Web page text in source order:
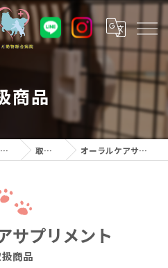
商品
木更津市の動物病院ならかねだ動物総合病院 取扱商品 オーラルケアサプリメント
商品
サプリメント